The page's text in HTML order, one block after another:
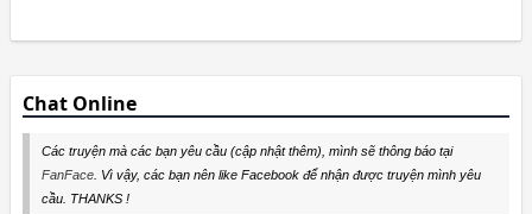
Chat Online
Các truyện mà các bạn yêu cầu (cập nhật thêm), mình sẽ thông báo tại
FanFace. Vì vậy, các bạn nên like Facebook để nhận được truyện mình yêu
cầu. THANKS !